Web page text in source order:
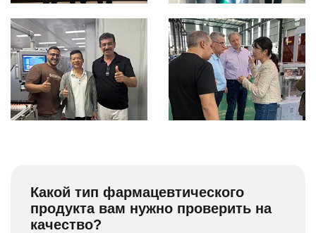
Какой тип фармацевтического
продукта вам нужно проверить на
качество?